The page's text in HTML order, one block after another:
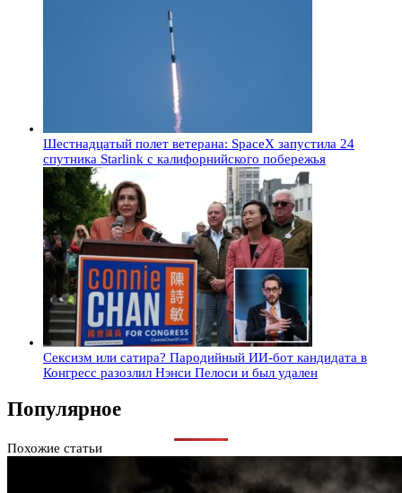
Шестнадцатый полет ветерана: SpaceX запустила 24
спутника Starlink с калифорнийского побережья
Сексизм или сатира? Пародийный ИИ-бот кандидата в
Конгресс разозлил Нэнси Пелоси и был удален
Популярное
Похожие статьи